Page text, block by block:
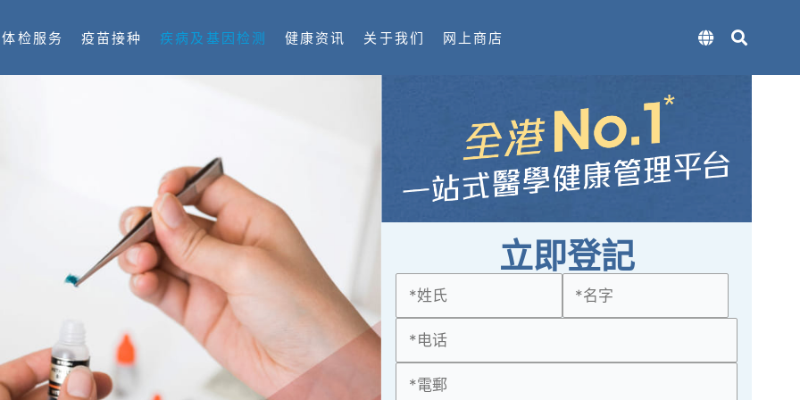
体检服务 疫苗接种 疾病及基因检测 健康资讯 关于我们 网上商店
立即登記